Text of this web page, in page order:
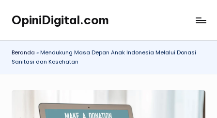
Skip
content
OpiniDigital.com
Opini
Digital
Terupdate
Beranda »Mendukung Masa Depan Anak Indonesia Melalui Donasi
Sanitasi dan Kesehatan